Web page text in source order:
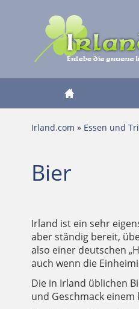
Irland.com » Essen und
Bier
Irland ist ein sehr
aber ständig bereit,
also einer deutschen
auch wenn die
Die in Irland üblichen
und Geschmack